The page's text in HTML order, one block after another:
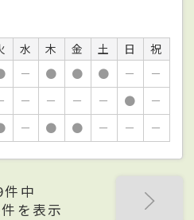
水 木 金 土 日
祝
－ ● ● ● －
－
－ － － － ●
－
－ ● ● － － －
件中
を表示